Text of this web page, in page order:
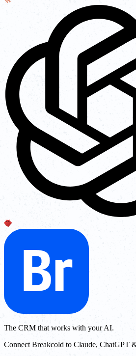
The CRM that works with your AI.
Connect Breakcold to Claude, ChatGPT